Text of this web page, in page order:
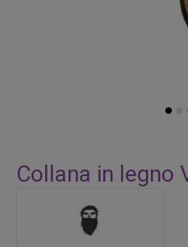
all'inizio
della
Collana in legno